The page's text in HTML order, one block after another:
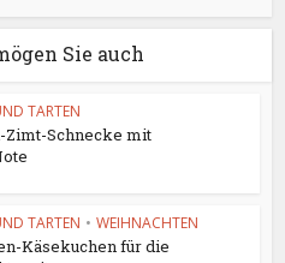
Sie auch
TARTEN
Zimt-Schnecke mit
TARTEN • WEIHNACHTEN
Käsekuchen für die